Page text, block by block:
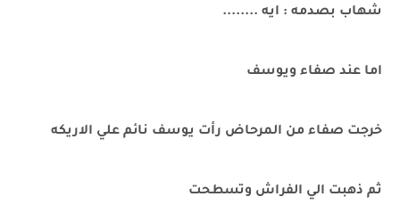
شهاب بصدمه : ايه ........
اما عند صفاء ويوسف
خرجت صفاء من المرحاض رأت يوسف نائم علي الاريكه
ثم ذهبت الي الفراش وتسطحت